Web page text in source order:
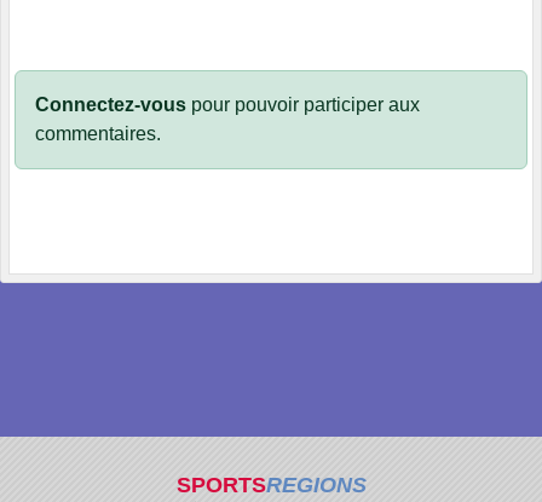
Connectez-vous pour pouvoir participer aux
commentaires.
SPORTSREGIONS